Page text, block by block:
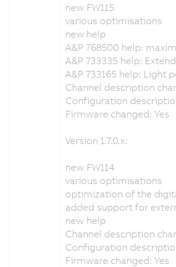
new FW115
various optimisations
new help
A&P 768500 help:
A&P 733335 help:
A&P 733165 help: Light
Channel description
Configuration
Firmware changed: Yes
Version 1.7.0.x:
new FW114
various optimisations
optimization of the
added support for
new help
Channel description
Configuration
Firmware changed: Yes